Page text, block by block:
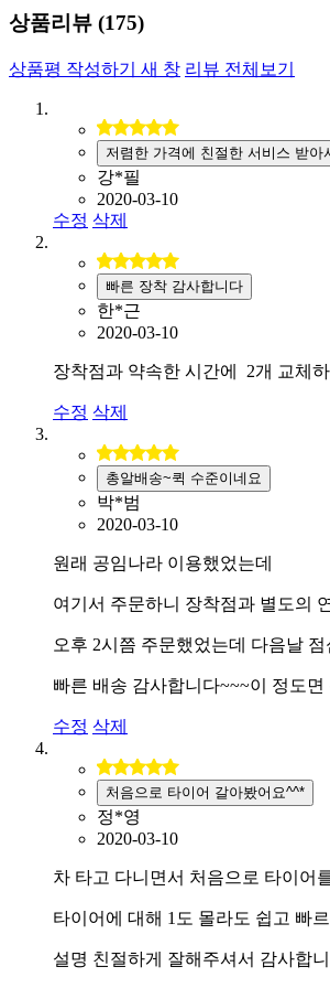
상품리뷰 (175)
상품평 작성하기 새 창 리뷰 전체보기
저렴한 가격에 친절한 서비스 받아
강*필
2020-03-10
수정 삭제
빠른 장착 감사합니다
한*근
2020-03-10
장착점과 약속한 시간에 2개 교체
수정 삭제
총알배송~퀵 수준이네요
박*범
2020-03-10
원래 공임나라 이용했었는데
여기서 주문하니 장착점과 별도의
오후 2시쯤 주문했었는데 다음날
빠른 배송 감사합니다~~~이 정도
수정 삭제
처음으로 타이어 갈아봤어요^^*
정*영
2020-03-10
차 타고 다니면서 처음으로 타이어
타이어에 대해 1도 몰라도 쉽고 빠
설명 친절하게 잘해주셔서 감사합